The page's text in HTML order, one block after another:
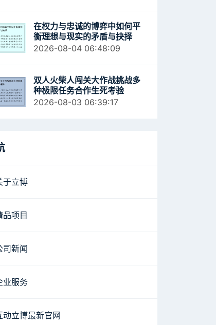
在权力与忠诚的博弈中如何平
衡理想与现实的矛盾与抉择
2026-08-04 06:48:09
双人火柴人闯关大作战挑战多
种极限任务合作生死考验
2026-08-03 06:39:17
于立博
品项目
司新闻
业服务
动立博最新官网